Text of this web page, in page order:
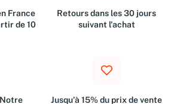
France
de 10
Retours dans les 30 jours
suivant l'achat
Jusqu'à 15% du prix de vente